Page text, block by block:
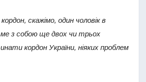
скажімо, один чоловік в
з собою ще двох чи трьох
кордон України, ніяких проблем